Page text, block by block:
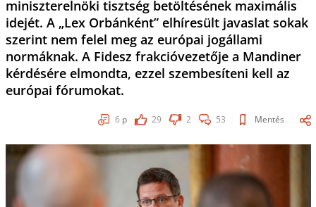
miniszterelnöki tisztség betöltésének maximális
idejét. A „Lex Orbánként” elhíresült javaslat sokak
szerint nem felel meg az európai jogállami
normáknak. A Fidesz frakcióvezetője a Mandiner
kérdésére elmondta, ezzel szembesíteni kell az
európai fórumokat.
6 p 29 2 53 Mentés